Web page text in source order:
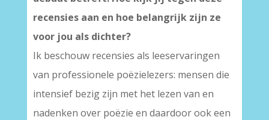
recensies aan en hoe belangrijk zijn ze
voor jou als dichter?
Ik beschouw recensies als leeservaringen
van professionele poëzielezers: mensen die
intensief bezig zijn met het lezen van en
nadenken over poëzie en daardoor ook een